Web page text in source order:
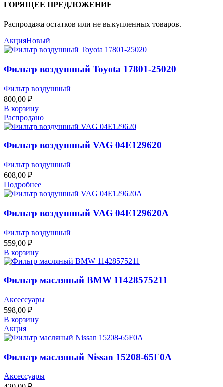
ГОРЯЩЕЕ ПРЕДЛОЖЕНИЕ
Распродажа остатков или не выкупленных товаров.
АкцияНовый
Фильтр воздушный Toyota 17801-25020
Фильтр воздушный
800,00 ₽
В корзину
Распродано
Фильтр воздушный VAG 04E129620
Фильтр воздушный
608,00 ₽
Подробнее
Фильтр воздушный VAG 04E129620A
Фильтр воздушный
559,00 ₽
В корзину
Фильтр масляный BMW 11428575211
Аксессуары
598,00 ₽
В корзину
Акция
Фильтр масляный Nissan 15208-65F0A
Аксессуары